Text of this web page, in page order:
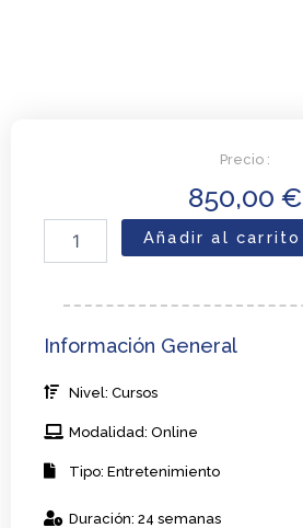
Precio :
850,00 €
inmersivos
eventos
cantidad
Añadir al carrito
Información General
Nivel: Cursos
Modalidad: Online
Tipo: Entretenimiento
Duración: 24 semanas